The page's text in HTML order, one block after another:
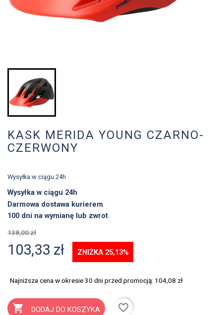
KASK MERIDA YOUNG CZARNO-
CZERWONY
Wysyłka w ciągu 24h
Wysyłka w ciągu 24h
Darmowa dostawa kurierem
100 dni na wymianę lub zwrot
138,00 zł
103,33 zł ZNIŻKA 25,13%
Najniższa cena w okresie 30 dni przed promocją: 104,08 zł
 DODAJ DO KOSZYKA
favorite_border